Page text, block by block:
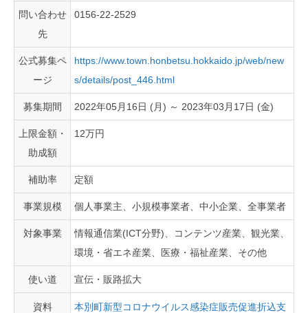
問い合わせ
先
0156-22-2529
公式募集ペ
ージ
https://www.town.honbetsu.hokkaido.jp/web/new
s/details/post_446.html
募集期間 2022年05月16日 (月) ～ 2023年03月17日 (金)
上限金額・
助成額
12万円
補助率 定額
事業規模 個人事業主、小規模事業者、中小企業、全事業者
対象事業
情報通信業(ICT分野)、コンテンツ産業、観光業、
環境・省エネ産業、医療・福祉産業、その他
使い道 宣伝・販路拡大
資料
本別町新型コロナウイルス感染症販売促進折込支